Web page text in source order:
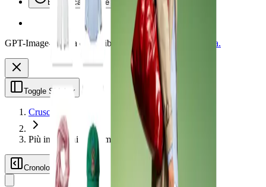
Biblioteca recente
GPT-Image-2 è ora disponibile su Vheer. Inizia gratis ora.
Toggle Sidebar
Cruscotto
Più immagini in un'immagine
Cronologia